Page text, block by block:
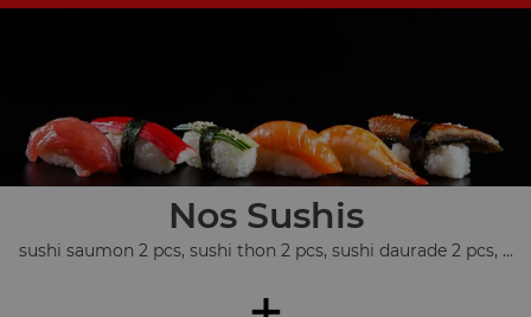
Nos Sushis
sushi saumon 2 pcs, sushi thon 2 pcs, sushi daurade 2 pcs, ...